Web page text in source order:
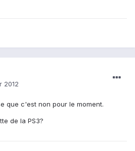
2012
que c'est non pour le moment.
de la PS3?